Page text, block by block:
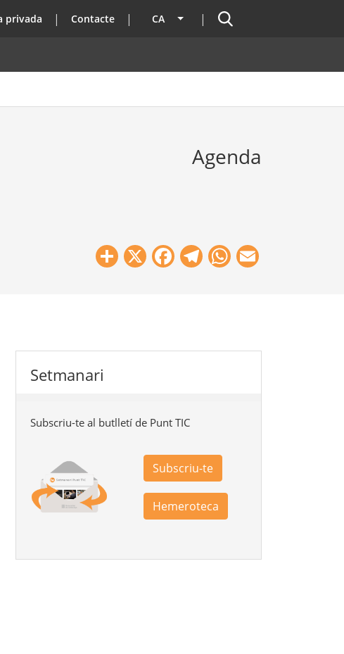
privada Contacte CA Llista les accions addicionals
Cercador
Agenda
Share
X Facebook
Telegram
WhatsApp
Setmanari
Subscriu-te al butlletí de Punt TIC
Subscriu-te
Hemeroteca